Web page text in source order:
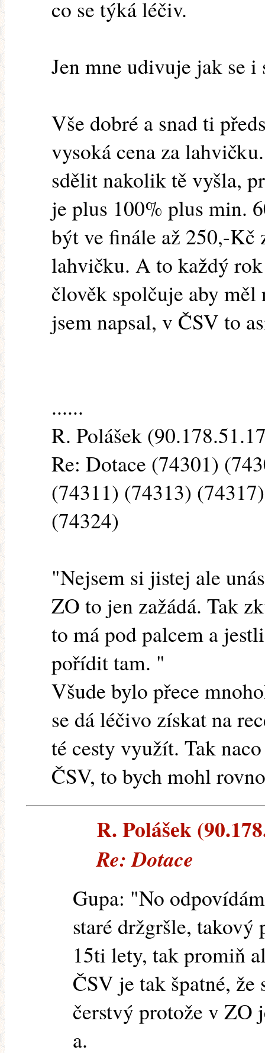
co se týká léčiv.
Jen mne udivuje jak se
Vše dobré a snad ti
vysoká cena za
sdělit nakolik tě vyšla,
je plus 100% plus min.
být ve finále až 250,-Kč
lahvičku. A to každý
člověk spolčuje aby
jsem napsal, v ČSV to
......
R. Polášek
Re: Dotace (74301)
(74311) (74313)
(74324)
"Nejsem si jistej ale
ZO to jen zažádá. Tak
to má pod palcem a
pořídit tam. "
Všude bylo přece
se dá léčivo získat na
té cesty využít. Tak
ČSV, to bych mohl
R. Polášek
Re: Dotace
Gupa: "No
staré držgršle, takový
15ti lety, tak promiň
ČSV je tak špatné,
čerstvý protože v ZO
a.